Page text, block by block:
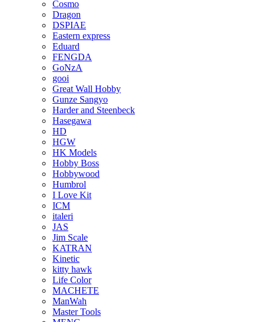
Cosmo
Dragon
DSPIAE
Eastern express
Eduard
FENGDA
GoNzA
gooi
Great Wall Hobby
Gunze Sangyo
Harder and Steenbeck
Hasegawa
HD
HGW
HK Models
Hobby Boss
Hobbywood
Humbrol
I Love Kit
ICM
italeri
JAS
Jim Scale
KATRAN
Kinetic
kitty hawk
Life Color
MACHETE
ManWah
Master Tools